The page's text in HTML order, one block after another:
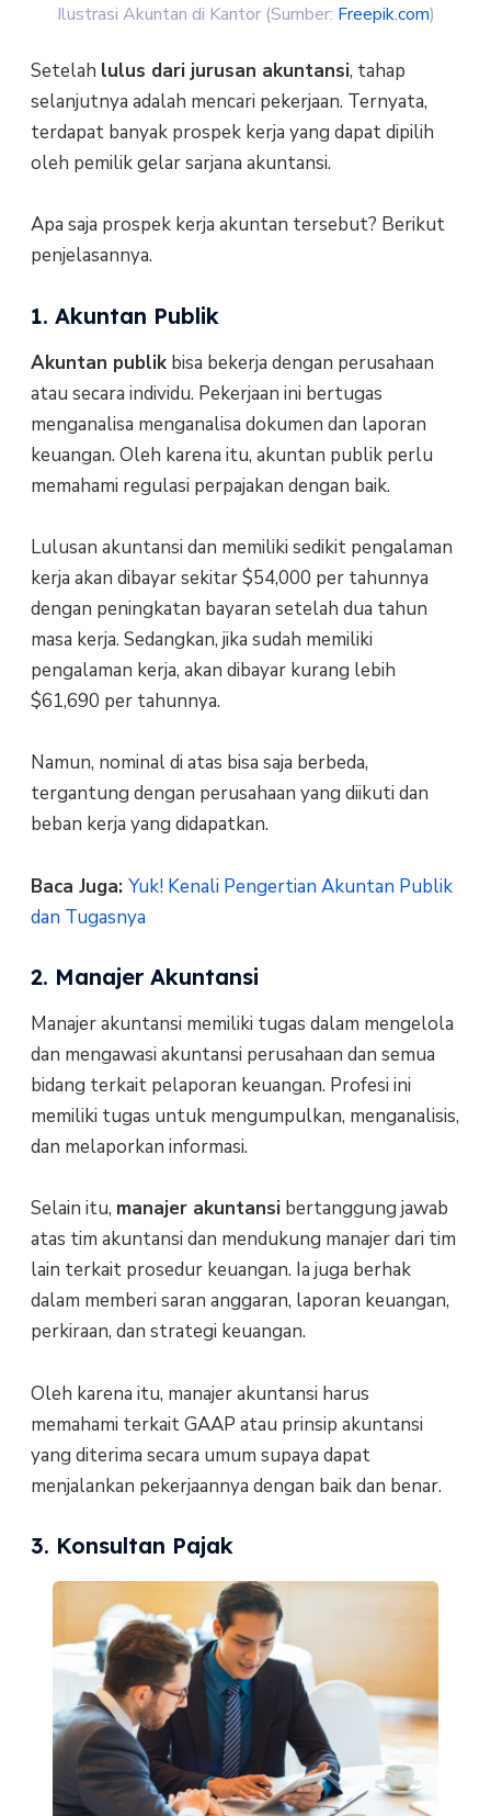
Ilustrasi Akuntan di Kantor (Sumber: Freepik.com)
Setelah lulus dari jurusan akuntansi, tahap
selanjutnya adalah mencari pekerjaan. Ternyata,
terdapat banyak prospek kerja yang dapat dipilih
oleh pemilik gelar sarjana akuntansi.
Apa saja prospek kerja akuntan tersebut? Berikut
penjelasannya.
1. Akuntan Publik
Akuntan publik bisa bekerja dengan perusahaan
atau secara individu. Pekerjaan ini bertugas
menganalisa menganalisa dokumen dan laporan
keuangan. Oleh karena itu, akuntan publik perlu
memahami regulasi perpajakan dengan baik.
Lulusan akuntansi dan memiliki sedikit pengalaman
kerja akan dibayar sekitar $54,000 per tahunnya
dengan peningkatan bayaran setelah dua tahun
masa kerja. Sedangkan, jika sudah memiliki
pengalaman kerja, akan dibayar kurang lebih
$61,690 per tahunnya.
Namun, nominal di atas bisa saja berbeda,
tergantung dengan perusahaan yang diikuti dan
beban kerja yang didapatkan.
Baca Juga: Yuk! Kenali Pengertian Akuntan Publik
dan Tugasnya
2. Manajer Akuntansi
Manajer akuntansi memiliki tugas dalam mengelola
dan mengawasi akuntansi perusahaan dan semua
bidang terkait pelaporan keuangan. Profesi ini
memiliki tugas untuk mengumpulkan, menganalisis,
dan melaporkan informasi.
Selain itu, manajer akuntansibertanggung jawab
atas tim akuntansi dan mendukung manajer dari tim
lain terkait prosedur keuangan. Ia juga berhak
dalam memberi saran anggaran, laporan keuangan,
perkiraan, dan strategi keuangan.
Oleh karena itu, manajer akuntansi harus
memahami terkait GAAP atau prinsip akuntansi
yang diterima secara umum supaya dapat
menjalankan pekerjaannya dengan baik dan benar.
3. Konsultan Pajak